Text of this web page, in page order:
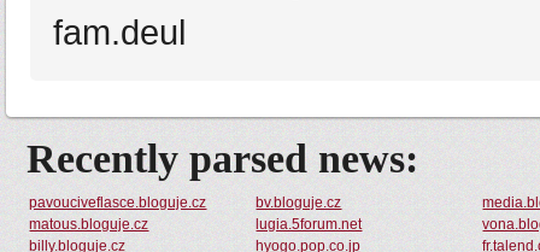
fam.deul
Recently parsed news:
pavouciveflasce.bloguje.cz bv.bloguje.cz
matous.bloguje.cz
lugia.5forum.net
billy.bloguje.cz
hyogo.pop.co.jp